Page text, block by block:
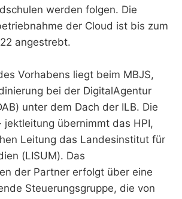
werden folgen. Die
der Cloud ist bis zum
angestrebt.
Vorhabens liegt beim MBJS,
bei der DigitalAgentur
unter dem Dach der ILB. Die
jektleitung übernimmt das HPI,
Leitung das Landesinstitut für
(LISUM). Das
der Partner erfolgt über eine
Steuerungsgruppe, die von